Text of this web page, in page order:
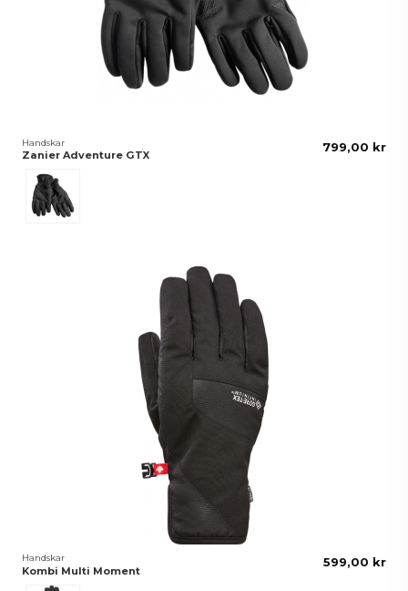
Handskar
Zanier Adventure GTX
Svart
799,00 kr
Handskar
Kombi Multi Moment
599,00 kr